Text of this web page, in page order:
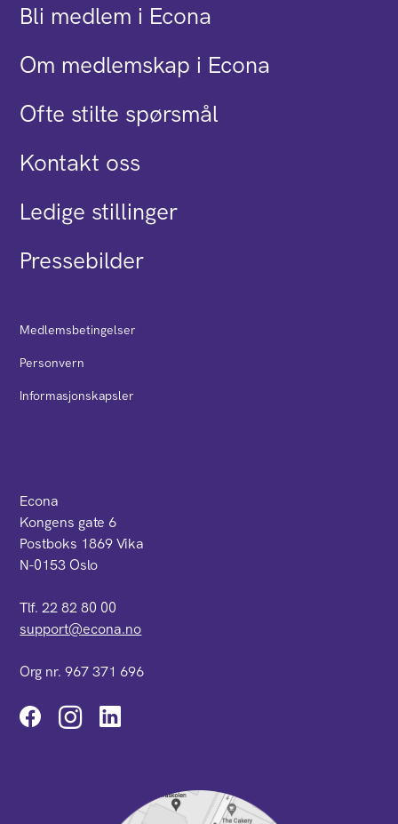
Bli medlem i Econa
Om medlemskap i Econa
Ofte stilte spørsmål
Kontakt oss
Ledige stillinger
Pressebilder
Medlemsbetingelser
Personvern
Informasjonskapsler
Econa
Kongens gate 6
Postboks 1869 Vika
N-0153 Oslo
Tlf. 22 82 80 00
support@econa.no
Org nr. 967 371 696
Instagram